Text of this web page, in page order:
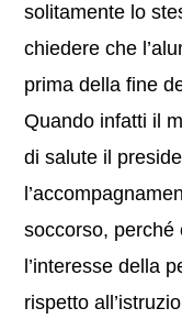
solitamente lo
chiedere che
prima della fine
Quando infatti il
di salute il
soccorso, perché
l’interesse della
rispetto